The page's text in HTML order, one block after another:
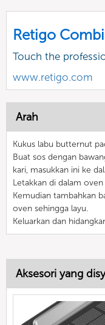
Retigo
Touch the
www.retigo.com
Arah
Kukus labu butternut
Buat sos dengan
kari, masukkan ini ke
Letakkan di dalam
Kemudian tambahkan
oven sehingga layu.
Keluarkan dan
Aksesori yang